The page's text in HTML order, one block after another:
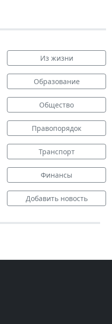
Из жизни
Образование
Общество
Правопорядок
Транспорт
Финансы
Добавить новость